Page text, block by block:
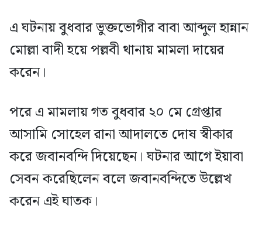
এ ঘটনায় বুধবার ভুক্তভোগীর বাবা আব্দুল হান্নান
মোল্লা বাদী হয়ে পল্লবী থানায় মামলা দায়ের
করেন।
পরে এ মামলায় গত বুধবার ২০ মে গ্রেপ্তার
আসামি সোহেল রানা আদালতে দোষ স্বীকার
করে জবানবন্দি দিয়েছেন। ঘটনার আগে ইয়াবা
সেবন করেছিলেন বলে জবানবন্দিতে উল্লেখ
করেন এই ঘাতক।